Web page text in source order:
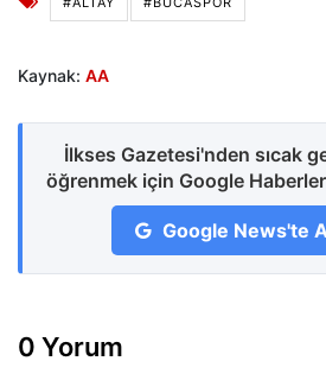
Kaynak: AA
İlkses Gazetesi'nden sıcak
öğrenmek için Google
Google News'te
0 Yorum